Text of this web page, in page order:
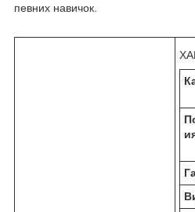
певних навичок.